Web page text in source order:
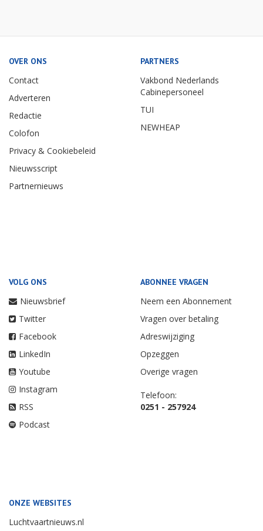
OVER ONS
Contact
Adverteren
Redactie
Colofon
Privacy & Cookiebeleid
Nieuwsscript
Partnernieuws
PARTNERS
Vakbond Nederlands
Cabinepersoneel
TUI
NEWHEAP
VOLG ONS
Nieuwsbrief
Twitter
Facebook
LinkedIn
Youtube
Instagram
RSS
Podcast
ABONNEE VRAGEN
Neem een Abonnement
Vragen over betaling
Adreswijziging
Opzeggen
Overige vragen
Telefoon:
0251 - 257924
ONZE WEBSITES
Luchtvaartnieuws.nl